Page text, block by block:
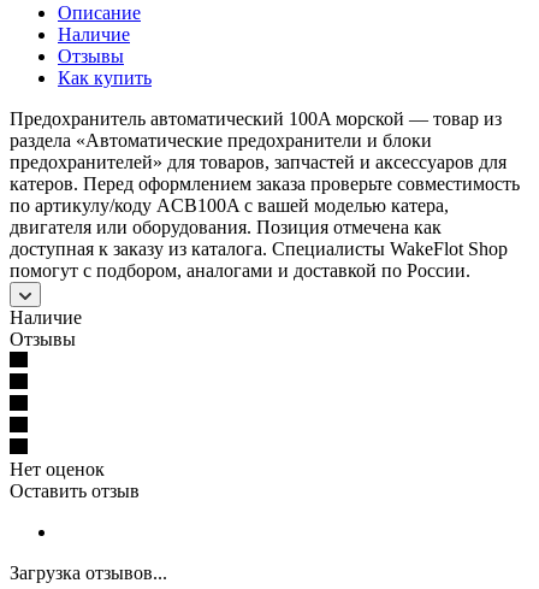
Описание
Наличие
Отзывы
Как купить
Предохранитель автоматический 100A морской — товар из
раздела «Автоматические предохранители и блоки
предохранителей» для товаров, запчастей и аксессуаров для
катеров. Перед оформлением заказа проверьте совместимость
по артикулу/коду ACB100A с вашей моделью катера,
двигателя или оборудования. Позиция отмечена как
доступная к заказу из каталога. Специалисты WakeFlot Shop
помогут с подбором, аналогами и доставкой по России.
Наличие
Отзывы
Нет оценок
Оставить отзыв
Загрузка отзывов...